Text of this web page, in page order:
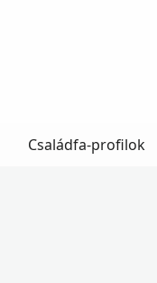
Családfa-profilok